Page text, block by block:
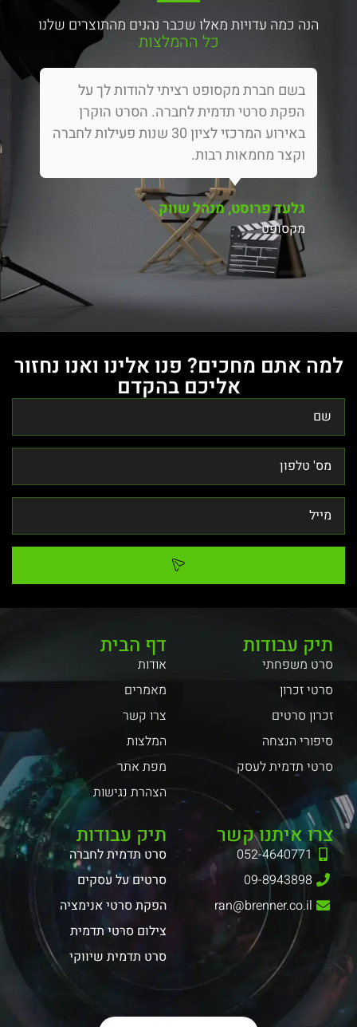
הנה כמה עדויות מאלו שכבר נהנים מהתוצרים שלנו
כל ההמלצות
בשם חברת מקסופט רציתי להודות לך על
הפקת סרטי תדמית לחברה. הסרט הוקרן
באירוע המרכזי לציון 30 שנות פעילות לחברה
וקצר מחמאות רבות.
גלעד פרוסט, מנהל שווק
מקסופט
למה אתם מחכים? פנו אלינו ואנו נחזור
אליכם בהקדם
דף הבית
אודות
מאמרים
צרו קשר
המלצות
מפת אתר
הצהרת נגישות
תיק עבודות
סרט משפחתי
סרטי זכרון
זכרון סרטים
סיפורי הנצחה
סרטי תדמית לעסק
תיק עבודות
סרט תדמית לחברה
סרטים על עסקים
הפקת סרטי אנימציה
צילום סרטי תדמית
סרט תדמית שיווקי
צרו איתנו קשר
052-4640771
09-8943898
ran@brenner.co.il